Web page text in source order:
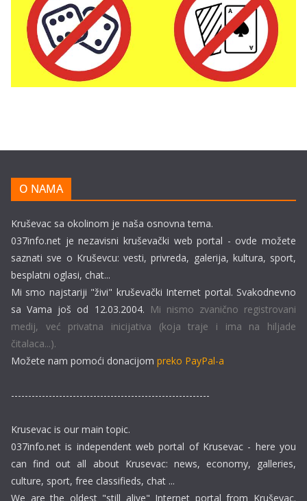
O NAMA
Kruševac sa okolinom je naša osnovna tema.
037info.net je nezavisni kruševački web portal - ovde možete
saznati sve o Kruševcu: vesti, privreda, galerija, kultura, sport,
besplatni oglasi, chat...
Mi smo najstariji "živi" kruševački Internet portal. Svakodnevno
sa Vama još od 12.03.2004. Mi nismo zvanično registrovani
medij, već privatna inicijativa (koja traje i ima na hiljade
čitalaca...).
Možete nam pomoći donacijom preko PayPal-a
----------------------------------------------------------
Krusevac is our main topic.
037info.net is independent web portal of Krusevac - here you
can find out all about Krusevac: news, economy, galleries,
culture, sport, free classifieds, chat ...
We are the oldest "still alive" Internet portal from Kruševac.